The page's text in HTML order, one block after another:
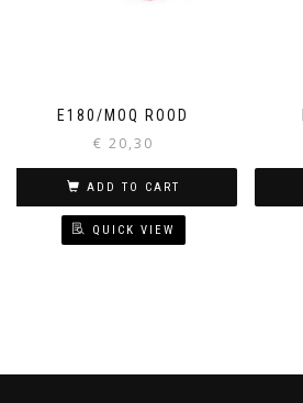
E180/MOQ ROOD
€ 20,30
ADD TO CART
QUICK VIEW